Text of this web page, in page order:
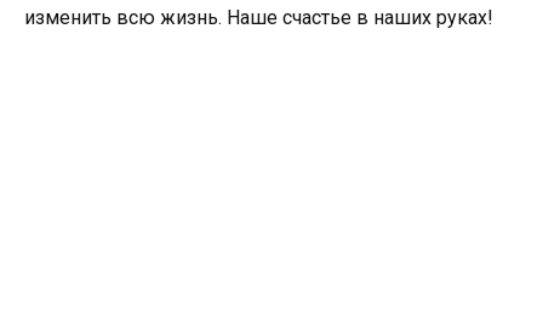
изменить всю жизнь. Наше счастье в наших руках!